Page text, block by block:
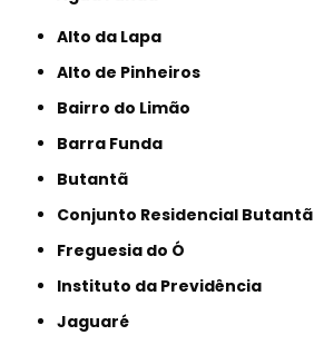
Alto da Lapa
Alto de Pinheiros
Bairro do Limão
Barra Funda
Butantã
Conjunto Residencial Butantã
Freguesia do Ó
Instituto da Previdência
Jaguaré